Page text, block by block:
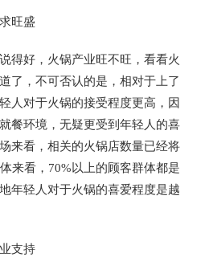
旺盛
得好，火锅产业旺不旺，看看火
了，不可否认的是，相对于上了
人对于火锅的接受程度更高，因
餐环境，无疑更受到年轻人的喜
来看，相关的火锅店数量已经将
来看，70%以上的顾客群体都是
年轻人对于火锅的喜爱程度是越
支持